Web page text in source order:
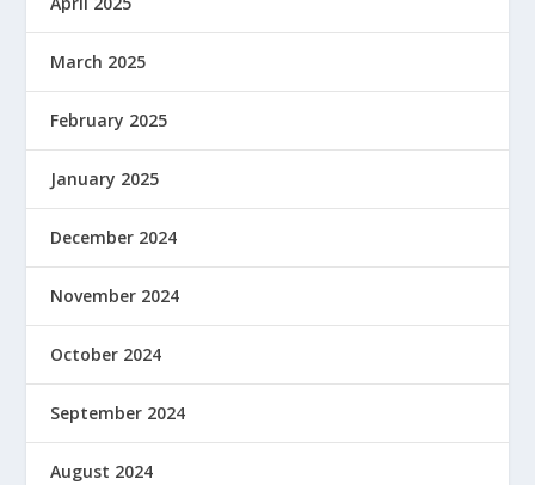
March 2025
February 2025
January 2025
December 2024
November 2024
October 2024
September 2024
August 2024